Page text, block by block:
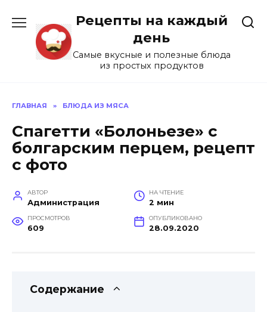
содержанию
Рецепты на каждый
день
Самые вкусные и полезные блюда
из простых продуктов
ГЛАВНАЯ » БЛЮДА ИЗ МЯСА
Спагетти «Болоньезе» с
болгарским перцем, рецепт
с фото
АВТОР
Администрация
НА ЧТЕНИЕ
2 мин
ПРОСМОТРОВ
609
ОПУБЛИКОВАНО
28.09.2020
Содержание